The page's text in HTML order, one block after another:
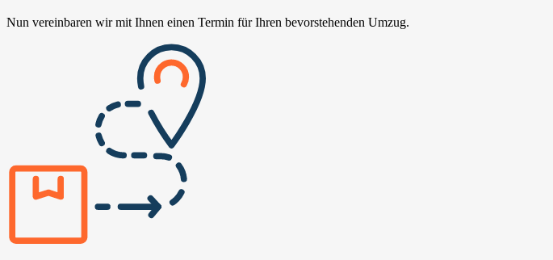
Nun vereinbaren wir mit Ihnen einen Termin für Ihren bevorstehenden Umzug.